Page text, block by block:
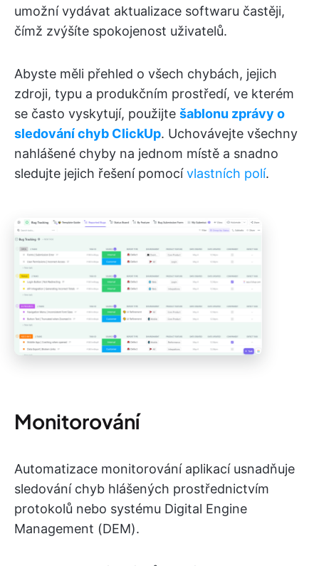
umožní vydávat aktualizace softwaru častěji,
čímž zvýšíte spokojenost uživatelů.
Abyste měli přehled o všech chybách, jejich
zdroji, typu a produkčním prostředí, ve kterém
se často vyskytují, použijte šablonu zprávy o
sledování chyb ClickUp. Uchovávejte všechny
nahlášené chyby na jednom místě a snadno
sledujte jejich řešení pomocívlastních polí.
Monitorování
Automatizace monitorování aplikací usnadňuje
sledování chyb hlášených prostřednictvím
protokolů nebo systému Digital Engine
Management (DEM).